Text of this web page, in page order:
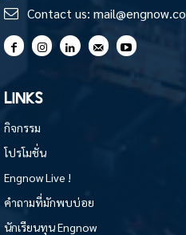
Contact us: mail@engnow.co
LINKS
กิจกรรม
โปรโมชั่น
Engnow Live !
คำถามที่มักพบบ่อย
นักเรียนทุน Engnow